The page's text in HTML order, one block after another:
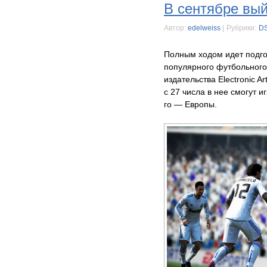
В сентябре
Автор: edelweiss Рубрики:
Полным ходом идет
популярного
издательства Electronic
с 27 числа в нее смогут
го — Европы.